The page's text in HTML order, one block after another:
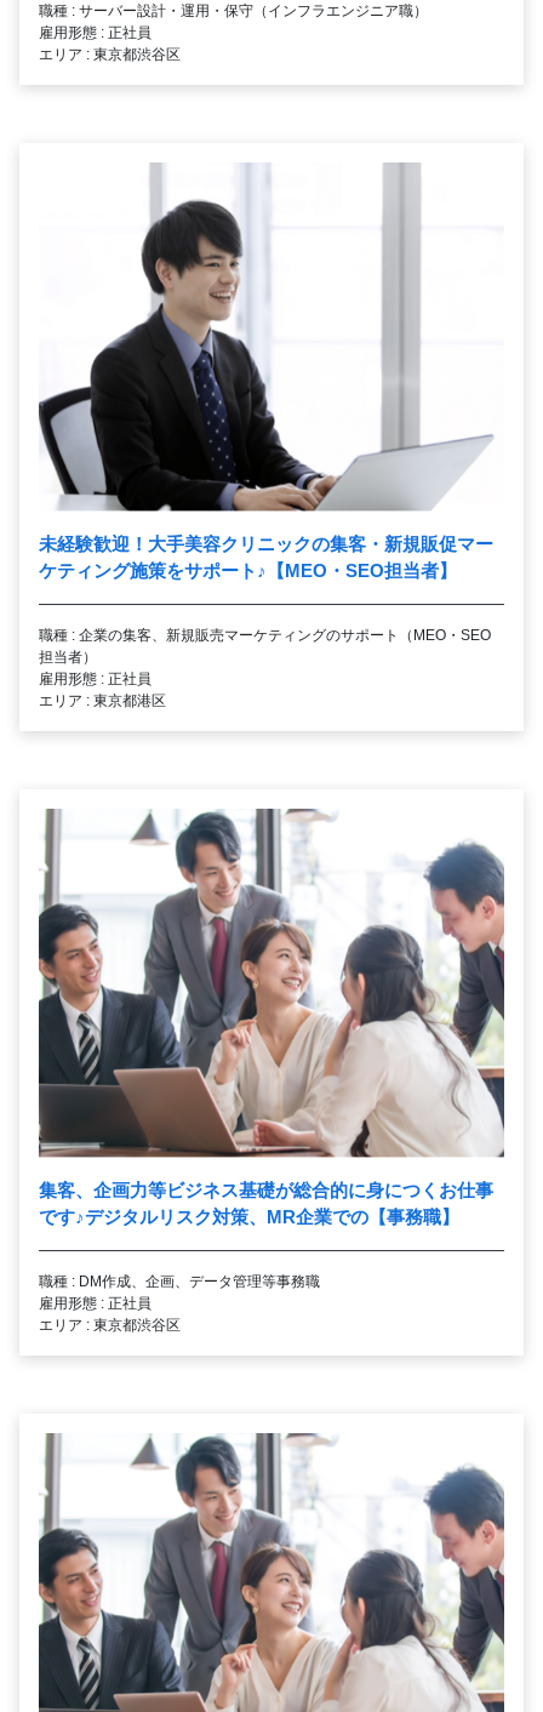
職種 : サーバー設計・運用・保守（インフラエンジニア職）
雇用形態 : 正社員
エリア : 東京都渋谷区
未経験歓迎！大手美容クリニックの集客・新規販促マー
ケティング施策をサポート ♪ 【MEO・SEO担当者】
職種 : 企業の集客、新規販売マーケティングのサポート（MEO・SEO
担当者）
雇用形態 : 正社員
エリア : 東京都港区
集客、企画力等ビジネス基礎が総合的に身につくお仕事
です♪デジタルリスク対策、MR企業での【事務職】
職種 : DM作成、企画、データ管理等事務職
雇用形態 : 正社員
エリア : 東京都渋谷区